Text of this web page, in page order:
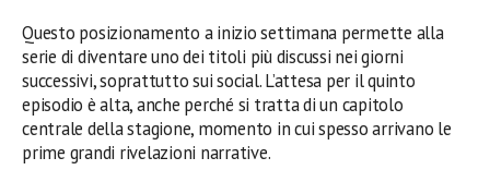
Questo posizionamento a inizio settimana permette alla
serie di diventare uno dei titoli più discussi nei giorni
successivi, soprattutto sui social. L’attesa per il quinto
episodio è alta, anche perché si tratta di un capitolo
centrale della stagione, momento in cui spesso arrivano le
prime grandi rivelazioni narrative.